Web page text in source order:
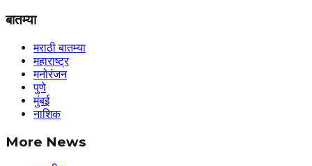
बातम्या
मराठी बातम्या
महाराष्ट्र
मनोरंजन
पुणे
मुंबई
नाशिक
More News